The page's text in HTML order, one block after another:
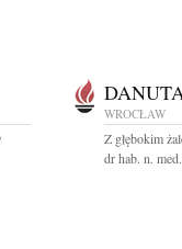
WROCŁAW
Z głębokim
dr hab. n.